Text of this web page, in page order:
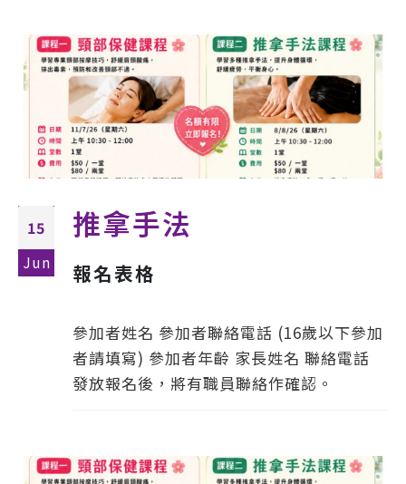
15
Jun
推拿手法
報名表格
參加者姓名 參加者聯絡電話 (16歲以下參加
者請填寫) 參加者年齡 家長姓名 聯絡電話
發放報名後，將有職員聯絡作確認。